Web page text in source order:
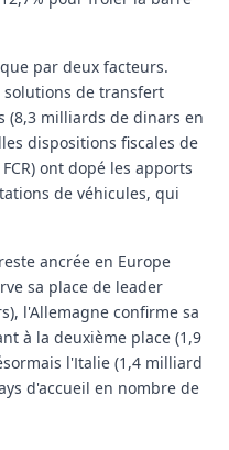
par deux facteurs.
de transfert
(8,3 milliards de dinars en
dispositions fiscales de
ont dopé les apports
de véhicules, qui
ancrée en Europe
sa place de leader
l'Allemagne confirme sa
à la deuxième place (1,9
l'Italie (1,4 milliard
d'accueil en nombre de